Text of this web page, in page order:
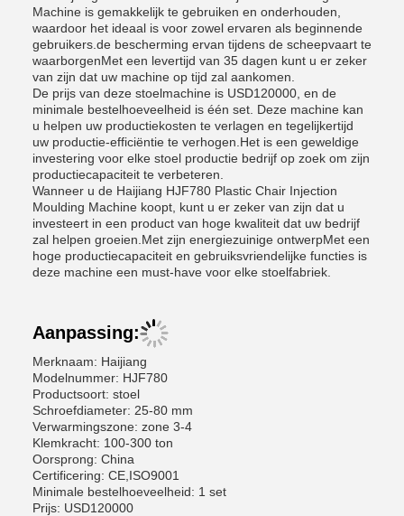
Machine is gemakkelijk te gebruiken en onderhouden,
waardoor het ideaal is voor zowel ervaren als beginnende
gebruikers.de bescherming ervan tijdens de scheepvaart te
waarborgenMet een levertijd van 35 dagen kunt u er zeker
van zijn dat uw machine op tijd zal aankomen.
De prijs van deze stoelmachine is USD120000, en de
minimale bestelhoeveelheid is één set. Deze machine kan
u helpen uw productiekosten te verlagen en tegelijkertijd
uw productie-efficiëntie te verhogen.Het is een geweldige
investering voor elke stoel productie bedrijf op zoek om zijn
productiecapaciteit te verbeteren.
Wanneer u de Haijiang HJF780 Plastic Chair Injection
Moulding Machine koopt, kunt u er zeker van zijn dat u
investeert in een product van hoge kwaliteit dat uw bedrijf
zal helpen groeien.Met zijn energiezuinige ontwerpMet een
hoge productiecapaciteit en gebruiksvriendelijke functies is
deze machine een must-have voor elke stoelfabriek.
Aanpassing:
Merknaam: Haijiang
Modelnummer: HJF780
Productsoort: stoel
Schroefdiameter: 25-80 mm
Verwarmingszone: zone 3-4
Klemkracht: 100-300 ton
Oorsprong: China
Certificering: CE,ISO9001
Minimale bestelhoeveelheid: 1 set
Prijs: USD120000